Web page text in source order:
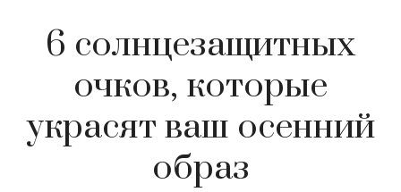
6 солнцезащитных
очков, которые
украсят ваш осенний
образ